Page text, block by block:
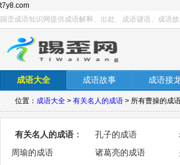
t7y8.com
踢歪成语知识网提供成语解释、出处、成语谜语、成语
成语大全 成语故事 成语接
位置： 成语大全 > 有关名人的成语 > 所有曹操的成
有关名人的成语 ： 孔子的成语
周瑜的成语
诸葛亮的成语